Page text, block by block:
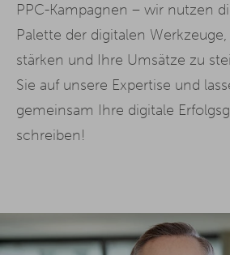
PPC-Kampagnen – wir nutzen
Palette der digitalen
stärken und Ihre Umsätze zu
Sie auf unsere Expertise und
gemeinsam Ihre digitale
schreiben!